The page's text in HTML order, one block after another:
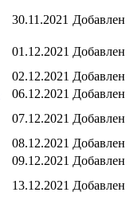
30.11.2021 Добавлен
01.12.2021 Добавлен
02.12.2021 Добавлен
06.12.2021 Добавлен
07.12.2021 Добавлен
08.12.2021 Добавлен
09.12.2021 Добавлен
13.12.2021 Добавлен